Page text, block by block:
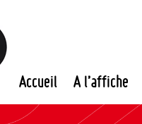
Accueil A l’affiche